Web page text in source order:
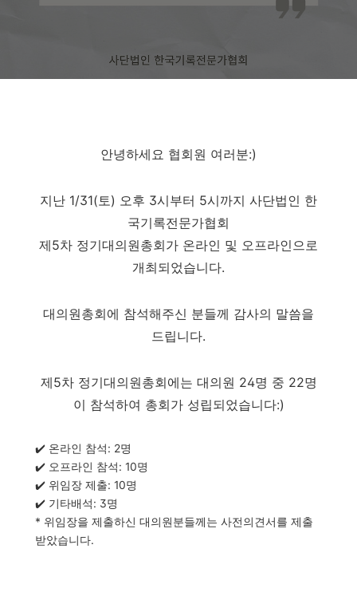
안녕하세요 협회원 여러분:)
지난 1/31(토) 오후 3시부터 5시까지 사단법인 한
국기록전문가협회
제5차 정기대의원총회가 온라인 및 오프라인으로
개최되었습니다.
대의원총회에 참석해주신 분들께 감사의 말씀을
드립니다.
제5차 정기대의원총회에는 대의원 24명 중 22명
이 참석하여 총회가 성립되었습니다:)
✔️ 온라인 참석: 2명
✔️ 오프라인 참석: 10명
✔️ 위임장 제출: 10명
✔️ 기타배석: 3명
* 위임장을 제출하신 대의원분들께는 사전의견서를 제출
받았습니다.